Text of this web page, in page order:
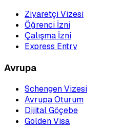
Ziyaretçi Vizesi
Öğrenci İzni
Çalışma İzni
Express Entry
Avrupa
Schengen Vizesi
Avrupa Oturum
Dijital Göçebe
Golden Visa